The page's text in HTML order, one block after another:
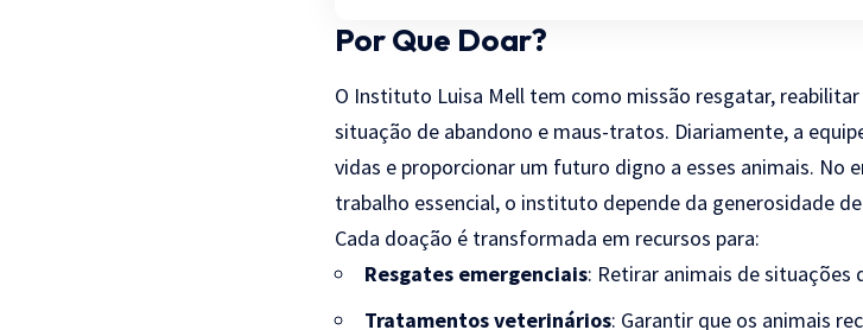
Por Que Doar?
O Instituto Luisa Mell tem como missão resgatar,
situação de abandono e maus-tratos. Diariamente, a
vidas e proporcionar um futuro digno a esses animais. No
trabalho essencial, o instituto depende da generosidade
Cada doação é transformada em recursos para:
Resgates emergenciais: Retirar animais de situações
Tratamentos veterinários: Garantir que os animais